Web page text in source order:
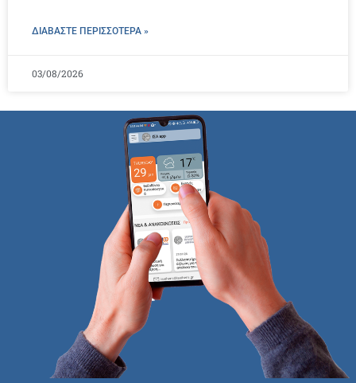
ΔΙΑΒΑΣΤΕ ΠΕΡΙΣΣΌΤΕΡΑ »
03/08/2026